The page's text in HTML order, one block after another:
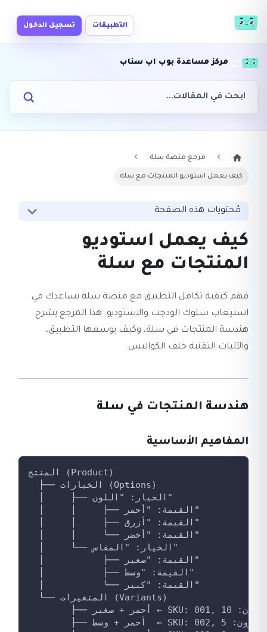
التطبيقات تسجيل الدخول
مركز مساعدة بوب اب سناب
مرجع منصة سلة
كيف يعمل استوديو المنتجات مع سلة
مُحتويات هذه الصفحة
كيف يعمل استوديو
المنتجات مع سلة
فهم كيفية تكامل التطبيق مع منصة سلة يساعدك في
استيعاب سلوك الودجت والاستوديو. هذا المرجع يشرح
هندسة المنتجات في سلة، وكيف يوسعها التطبيق،
والآليات التقنية خلف الكواليس.
هندسة المنتجات في سلة
المفاهيم الأساسية
المنتج (Product)
  ├── الخيارات (Options)
  │     ├── الخيار: "اللون"
  │     │     ├── القيمة: "أحمر"
  │     │     ├── القيمة: "أزرق"
  │     │     └── القيمة: "أخضر"
  │     └── الخيار: "المقاس"
  │           ├── القيمة: "صغير"
  │           ├── القيمة: "وسط"
  │           └── القيمة: "كبير"
  └── المتغيرات (Variants)